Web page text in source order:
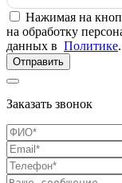
Нажимая на
на обработку
данных в Политике.
Отправить
Заказать звонок